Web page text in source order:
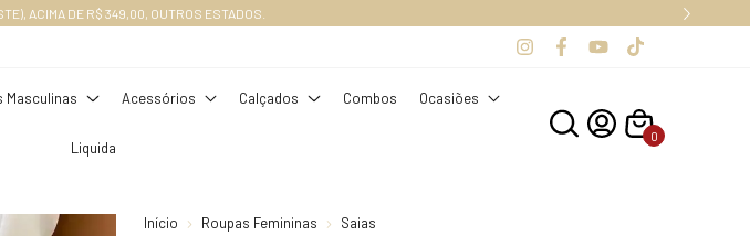
ACIMA DE R$ 349,00, OUTROS ESTADOS.
Masculinas Acessórios Calçados Combos Ocasiões
Liquida
0
Início Roupas Femininas Saias